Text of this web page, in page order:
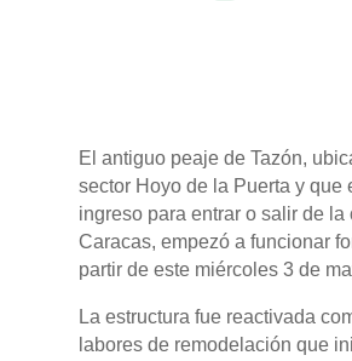
El antiguo peaje de Tazón,
sector Hoyo de la Puerta y que
ingreso para entrar o salir de la
Caracas, empezó a funcionar
partir de este miércoles 3 de
La estructura fue reactivada
labores de remodelación que